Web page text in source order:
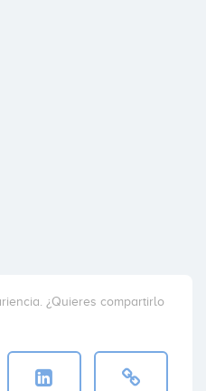
¿Quieres compartirlo